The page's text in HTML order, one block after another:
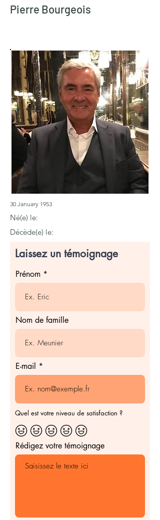
Pierre Bourgeois
30 January 1953
Né(e) le:
Décède(e) le:
Laissez un témoignage
Prénom
Nom de famille
E-mail
Quel est votre niveau de satisfaction ?
Rédigez votre témoignage